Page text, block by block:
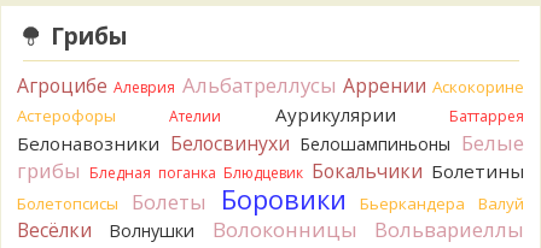
BorisM
18 часов назад
Кирилл
Вони не было, но вода и гриб при варке
начали желтеть. Выкинул. Большое спасибо.
19 часов назад
Кирилл Спасибо.
19 часов назад
Tatiana_A
Да. Но они не все безоговорочно
Грибы
Агроцибе Алеврия Альбатреллусы Аррении Аскокорине
Астерофоры
Ателии Аурикулярии Баттаррея
Белонавозники Белосвинухи Белошампиньоны Белые
грибы Бледная поганка Блюдцевик Бокальчики Болетины
Болетопсисы Болеты Боровики Бьеркандера Валуй
Весёлки Волнушки Волоконницы Вольвариеллы